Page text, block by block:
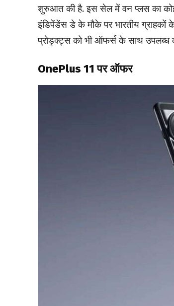
शुरुआत की है. इस सेल में वन प्लस का कोई
इंडिपेंडेंस डे के मौके पर भारतीय ग्राहकों
प्रोड्क्ट्स को भी ऑफर्स के साथ उपलब्ध
OnePlus 11 पर ऑफर